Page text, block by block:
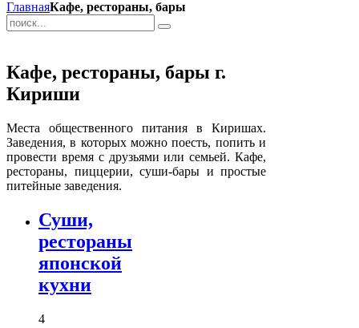
ГлавнаяКафе, рестораны, бары
Кафе, рестораны, бары г.
Кириши
Места общественного питания в Киришах.
Заведения, в которых можно поесть, попить и
провести время с друзьями или семьей. Кафе,
рестораны, пиццерии, суши-бары и простые
питейные заведения.
Суши,
рестораны
японской
кухни
4